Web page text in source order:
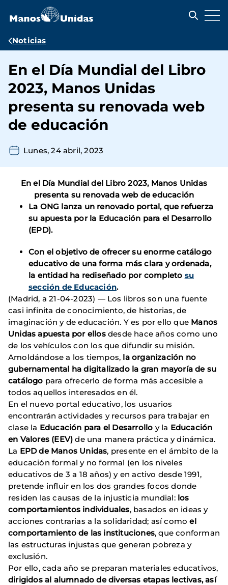
contenido
Ruta
navegación
Noticias
En el Día Mundial del Libro
2023, Manos Unidas
presenta su renovada web
de educación
Lunes, 24 abril, 2023
En el Día Mundial del Libro 2023, Manos Unidas
presenta su renovada web de educación
La ONG lanza un renovado portal, que refuerza
su apuesta por la Educación para el Desarrollo
(EPD).
Con el objetivo de ofrecer su enorme catálogo
educativo de una forma más clara y ordenada,
la entidad ha rediseñado por completo su
sección de Educación.
(Madrid, a 21-04-2023) — Los libros son una fuente
casi infinita de conocimiento, de historias, de
imaginación y de educación. Y es por ello que Manos
Unidas apuesta por ellosdesde hace años como uno
de los vehículos con los que difundir su misión.
Amoldándose a los tiempos, la organización no
gubernamental ha digitalizado la gran mayoría de su
catálogo para ofrecerlo de forma más accesible a
todos aquellos interesados en él.
En el nuevo portal educativo, los usuarios
encontrarán actividades y recursos para trabajar en
clase la Educación para el Desarrollo y la Educación
en Valores (EEV) de una manera práctica y dinámica.
La EPD de Manos Unidas, presente en el ámbito de la
educación formal y no formal (en los niveles
educativos de 3 a 18 años) y en activo desde 1991,
pretende influir en los dos grandes focos donde
residen las causas de la injusticia mundial: los
comportamientos individuales, basados en ideas y
acciones contrarias a la solidaridad; así comoel
comportamiento de las instituciones, que conforman
las estructuras injustas que generan pobreza y
exclusión.
Por ello, cada año se preparan materiales educativos,
dirigidos al alumnado de diversas etapas lectivas, así